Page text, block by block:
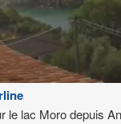
le lac Moro depuis